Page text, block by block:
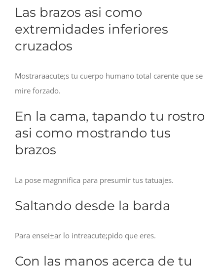
Las brazos asi­ como
extremidades inferiores
cruzados
Mostraraacute;s tu cuerpo humano total carente que se
mire forzado.
En la cama, tapando tu rostro
asi­ como mostrando tus
brazos
La pose magnnifica para presumir tus tatuajes.
Saltando desde la barda
Para ensei±ar lo intreacute;pido que eres.
Con las manos acerca de tu